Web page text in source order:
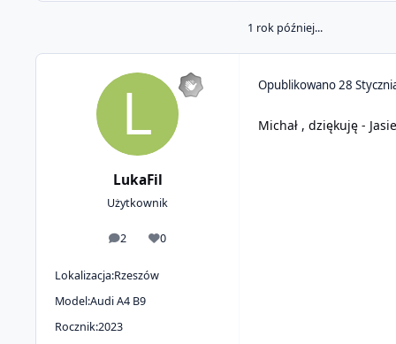
1 rok później...
LukaFil
Użytkownik
2
odpowiedzi
0
Reputacja
Lokalizacja:Rzeszów
Model:Audi A4 B9
Rocznik:2023
Opublikowano28
Michał , dziękuję -